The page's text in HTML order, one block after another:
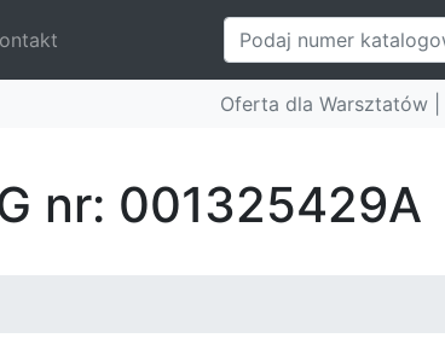
Oferta dla Warsztatów |
nr: 001325429A